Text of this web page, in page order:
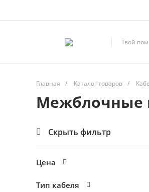
Твой
Главная / Каталог товаров /
Межблочные
Скрыть фильтр
Цена
Тип кабеля